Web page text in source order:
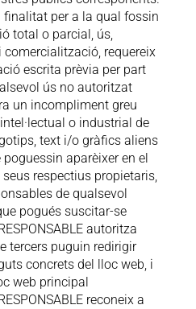
finalitat per a la qual fossin
total o parcial, ús,
requereix
escrita prèvia per part
ús no autoritzat
un incompliment greu
o industrial de
text i/o gràfics aliens
poguessin aparèixer en el
respectius propietaris,
de qualsevol
pogués suscitar-se
autoritza
tercers puguin redirigir
concrets del lloc web, i
web principal
reconeix a